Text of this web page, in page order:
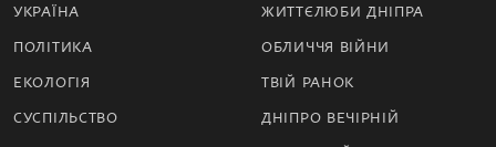
УКРАЇНА
ПОЛІТИКА
ЕКОЛОГІЯ
СУСПІЛЬСТВО
ЖИТТЄЛЮБИ ДНІПРА
ОБЛИЧЧЯ ВІЙНИ
ТВІЙ РАНОК
ДНІПРО ВЕЧІРНІЙ